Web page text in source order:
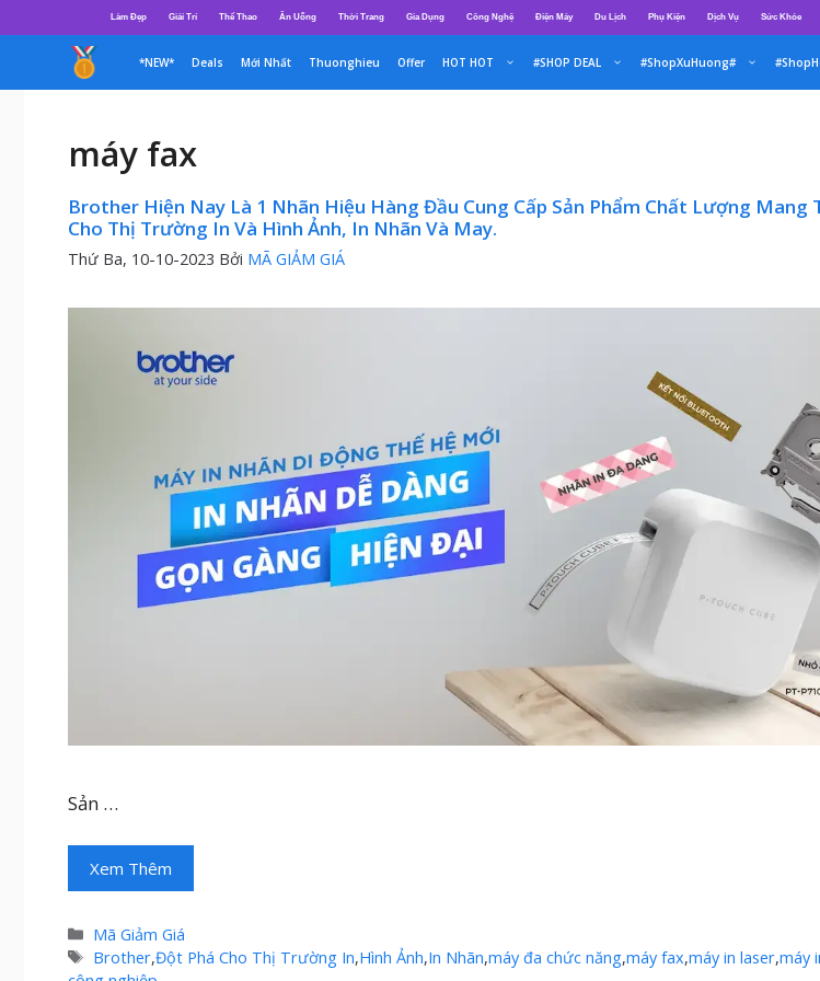
đến
dung
Làm Đẹp Giải Trí Thể Thao Ăn Uống Thời Trang Gia Dụng Công Nghệ Điện Máy Du Lịch Phụ Kiện Dịch Vụ Sức Khỏe
*NEW* Deals Mới Nhất Thuonghieu Offer HOT HOT #SHOP DEAL #ShopXuHuong#
máy fax
Brother Hiện Nay Là 1 Nhãn Hiệu Hàng Đầu Cung Cấp Sản Phẩm Chất Lượng Mang
Cho Thị Trường In Và Hình Ảnh, In Nhãn Và May.
Thứ Ba, 10-10-2023 Bởi MÃ GIẢM GIÁ
Sản …
Xem Thêm
Danh
mục
Mã Giảm Giá
Thẻ
Brother,Đột Phá Cho Thị Trường In,Hình Ảnh,In Nhãn,máy đa chức năng,máy fax,máy in laser,máy